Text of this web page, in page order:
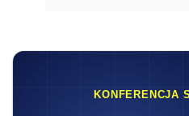
KONFERENCJA